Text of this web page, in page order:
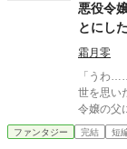
悪役令
とにした
霜月零
「うわ……最悪……」 王子
世を思い
令嬢の父
と娘の死
ファンタジー 完結 短